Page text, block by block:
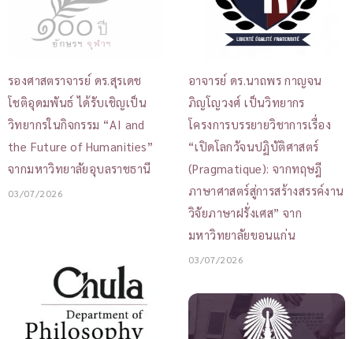
รองศาสตราจารย์ ดร.สุรเดช
โชติอุดมพันธ์ ได้รับเชิญเป็น
วิทยากรในกิจกรรม “AI and
the Future of Humanities”
จากมหาวิทยาลัยอุบลราชธานี
03/07/2026
อาจารย์ ดร.นาถพร กาญจน
ภิญโญวงศ์ เป็นวิทยากร
โครงการบรรยายวิชาการเรื่อง
“เปิดโลกวัจนปฏิบัติศาสตร์
(Pragmatique): จากทฤษฎี
ภาษาศาสตร์สู่การสร้างสรรค์งาน
วิจัยภาษาฝรั่งเศส” จาก
มหาวิทยาลัยขอนแก่น
03/07/2026